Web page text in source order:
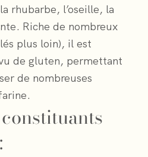
rhubarbe, l’oseille, la
Riche de nombreux
plus loin), il est
de gluten, permettant
de nombreuses